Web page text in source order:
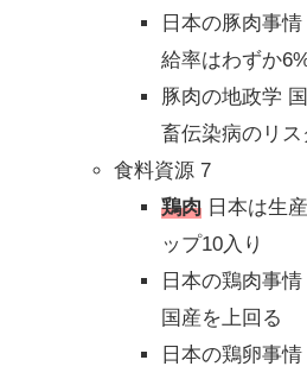
日本の豚肉事
給率はわずか
豚肉の地政学
畜伝染病のリス
食料資源 7
鶏肉 日本は生
ップ10入り
日本の鶏肉事
国産を上回る
日本の鶏卵事